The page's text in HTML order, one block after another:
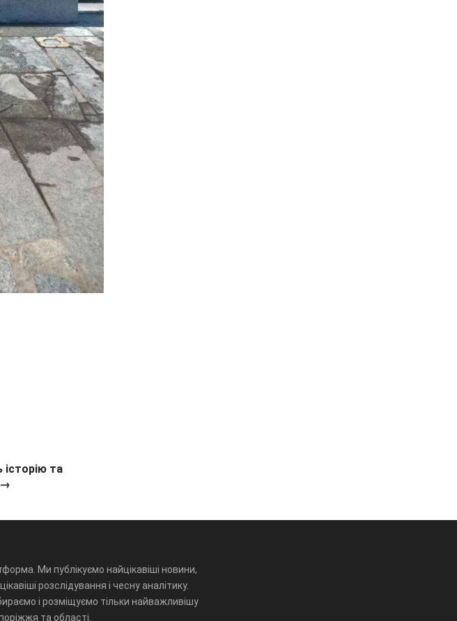
історію та
→
Ми публікуємо найцікавіші новини,
розслідування і чесну аналітику.
і розміщуємо тільки найважливішу
та області.